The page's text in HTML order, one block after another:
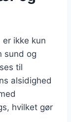
ikke kun
sund og
til
alsidighed
hvilket gør